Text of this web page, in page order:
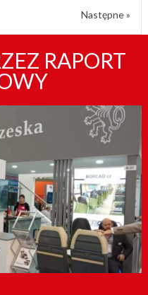
Następne »
RAPORT